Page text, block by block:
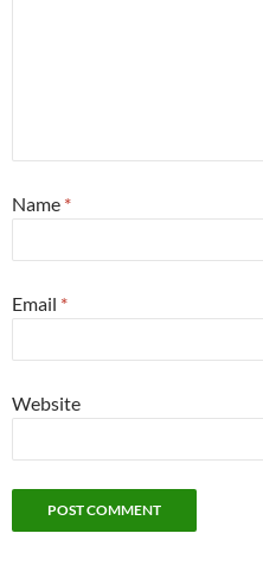
Name *
Email *
Website